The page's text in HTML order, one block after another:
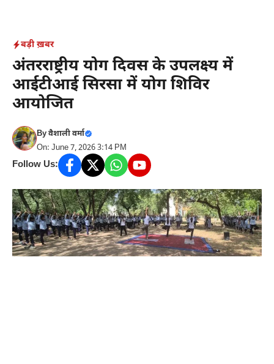
content
बड़ी ख़बर
अंतरराष्ट्रीय योग दिवस के उपलक्ष्य में
आईटीआई सिरसा में योग शिविर
आयोजित
Byवैशाली वर्मा
On: June 7, 2026 3:14 PM
Follow Us: